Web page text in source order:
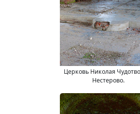
Церковь Николая
Нестерово.